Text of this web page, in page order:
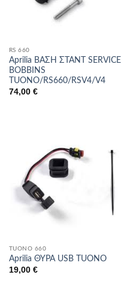
RS 660
Aprilia ΒΑΣΗ ΣΤΑΝΤ SERVICE
BOBBINS
TUONO/RS660/RSV4/V4
74,00 €
TUONO 660
Aprilia ΘΥΡΑ USB TUONO
19,00 €